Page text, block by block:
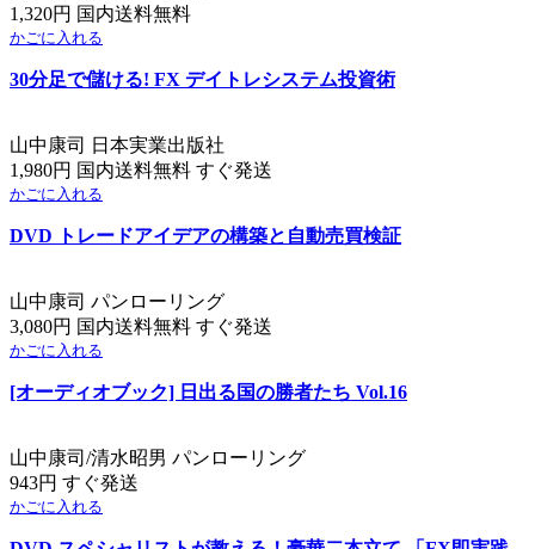
1,320円 国内送料無料
かごに入れる
30分足で儲ける! FX デイトレシステム投資術
山中康司 日本実業出版社
1,980円 国内送料無料 すぐ発送
かごに入れる
DVD トレードアイデアの構築と自動売買検証
山中康司 パンローリング
3,080円 国内送料無料 すぐ発送
かごに入れる
[オーディオブック] 日出る国の勝者たち Vol.16
山中康司/清水昭男 パンローリング
943円 すぐ発送
かごに入れる